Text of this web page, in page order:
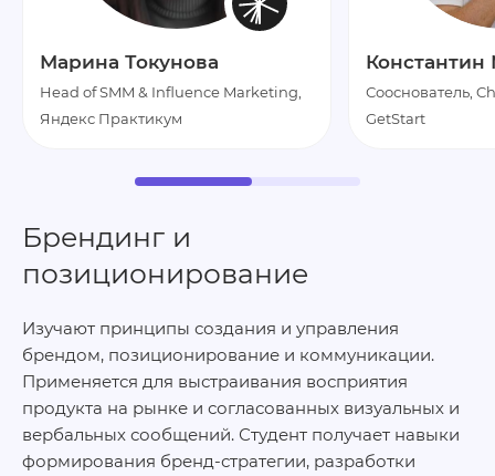
Марина Токунова
Head of SMM & Influence Marketing,
Яндекс Практикум
Сооснователь,
GetStart
Брендинг и
позиционирование
Изучают принципы создания и управления
брендом, позиционирование и коммуникации.
Применяется для выстраивания восприятия
продукта на рынке и согласованных визуальных и
вербальных сообщений. Студент получает навыки
формирования бренд-стратегии, разработки